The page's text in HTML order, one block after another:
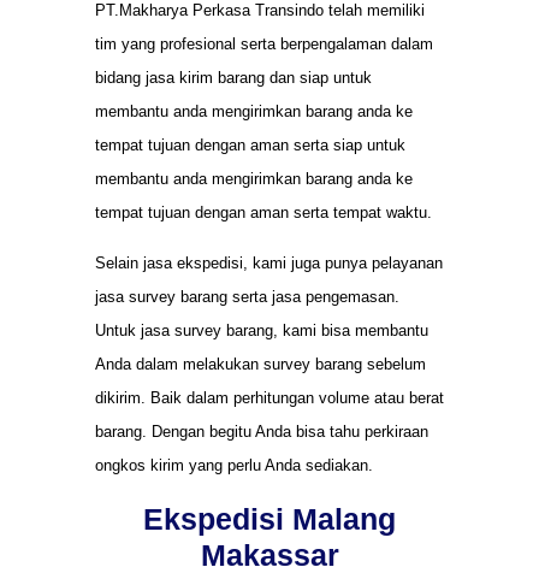
PT.Makharya Perkasa Transindo telah memiliki
tim yang profesional serta berpengalaman dalam
bidang jasa kirim barang dan siap untuk
membantu anda mengirimkan barang anda ke
tempat tujuan dengan aman serta siap untuk
membantu anda mengirimkan barang anda ke
tempat tujuan dengan aman serta tempat waktu.
Selain jasa ekspedisi, kami juga punya pelayanan
jasa survey barang serta jasa pengemasan.
Untuk jasa survey barang, kami bisa membantu
Anda dalam melakukan survey barang sebelum
dikirim. Baik dalam perhitungan volume atau berat
barang. Dengan begitu Anda bisa tahu perkiraan
ongkos kirim yang perlu Anda sediakan.
Ekspedisi Malang
Makassar